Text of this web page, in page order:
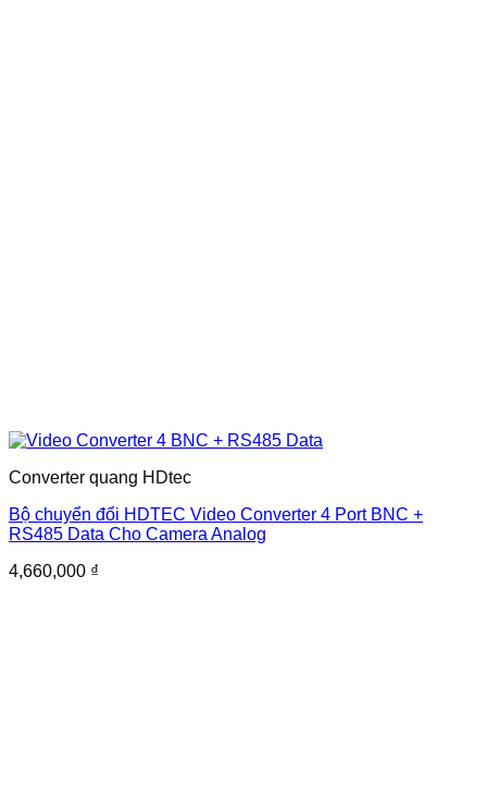
Converter quang HDtec
Bộ chuyển đổi HDTEC Video Converter 4 Port BNC +
RS485 Data Cho Camera Analog
4,660,000 ₫